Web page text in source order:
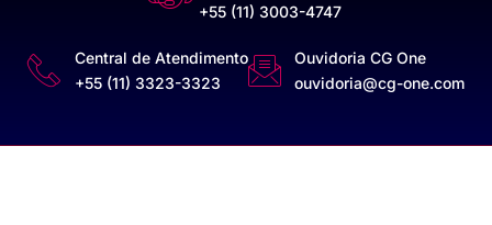
+55 (11) 3003-4747
Central de Atendimento
+55 (11) 3323-3323
Ouvidoria CG One
ouvidoria@cg-one.com